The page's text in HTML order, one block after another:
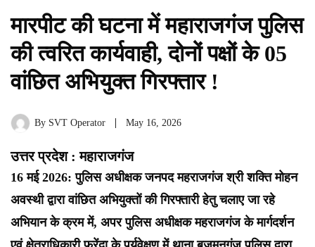
मारपीट की घटना में महाराजगंज पुलिस
की त्वरित कार्यवाही, दोनों पक्षों के 05
वांछित अभियुक्त गिरफ्तार !
By SVT Operator May 16, 2026
उत्तर प्रदेश : महाराजगंज
16 मई 2026: पुलिस अधीक्षक जनपद महराजगंज श्री शक्ति मोहन
अवस्थी द्वारा वांछित अभियुक्तों की गिरफ्तारी हेतु चलाए जा रहे
अभियान के क्रम में, अपर पुलिस अधीक्षक महराजगंज के मार्गदर्शन